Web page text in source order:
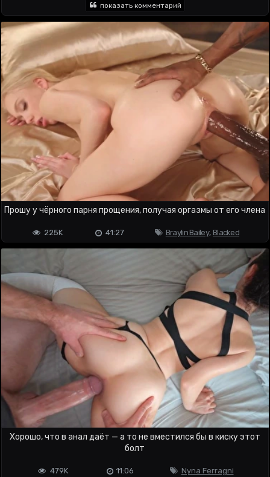
показать комментарий
Прошу у чёрного парня прощения, получая оргазмы от его члена
Braylin Bailey, Blacked
41:27
225K
Хорошо, что в анал даёт — а то не вместился бы в киску этот
болт
Nyna Ferragni
11:06
479K